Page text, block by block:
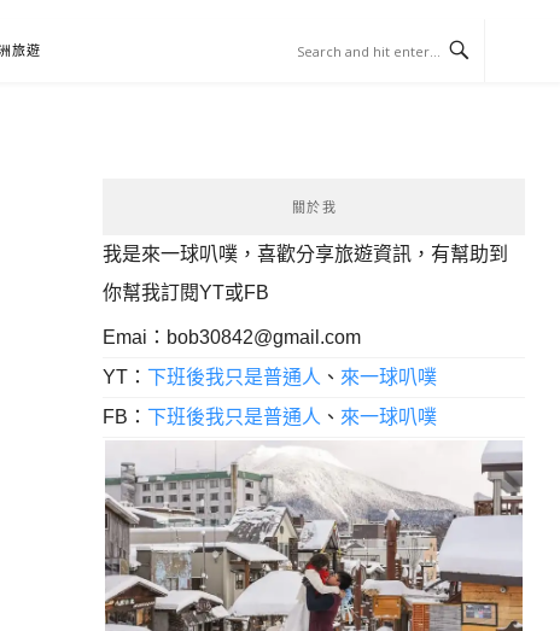
旅遊
關於我
我是來一球叭噗，喜歡分享旅遊資訊，有幫助到
你幫我訂閱YT或FB
Emai： bob30842@gmail.com
YT：下班後我只是普通人 、 來一球叭噗
FB：下班後我只是普通人 、 來一球叭噗